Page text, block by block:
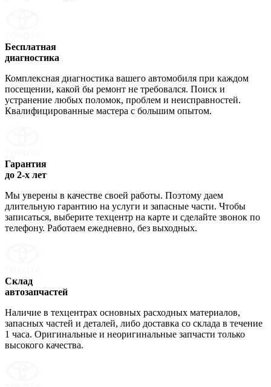
Бесплатная
диагностика
Комплексная диагностика вашего автомобиля при каждом
посещении, какой бы ремонт не требовался. Поиск и
устранение любых поломок, проблем и неисправностей.
Квалифицированные мастера с большим опытом.
Гарантия
до 2-х лет
Мы уверены в качестве своей работы. Поэтому даем
длительную гарантию на услуги и запасные части. Чтобы
записаться, выберите техцентр на карте и сделайте звонок по
телефону. Работаем ежедневно, без выходных.
Склад
автозапчастей
Наличие в техцентрах основных расходных материалов,
запасных частей и деталей, либо доставка со склада в течение
1 часа. Оригинальные и неоригинальные запчасти только
высокого качества.